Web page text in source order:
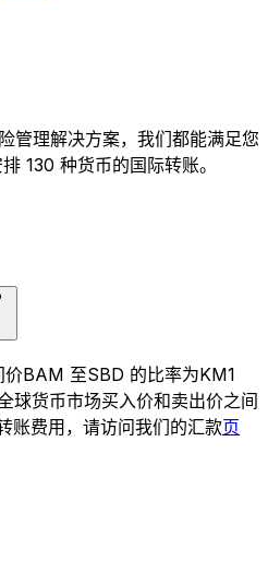
管理解决方案，我们都能满足您
130 种货币的国际转账。
BAM 至SBD 的比率为KM1
球货币市场买入价和卖出价之间
账费用，请访问我们的汇款页